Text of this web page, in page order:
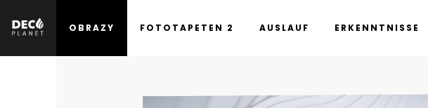
OBRAZY FOTOTAPETEN 2 AUSLAUF ERKENNTNISSE